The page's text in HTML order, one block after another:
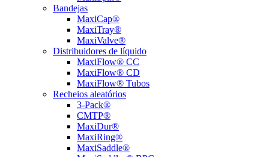
Bandejas
MaxiCap®
MaxiTray®
MaxiValve®
Distribuidores de líquido
MaxiFlow® CC
MaxiFlow® CD
MaxiFlow® Tubos
Recheios aleatórios
3-Pack®
CMTP®
MaxiDur®
MaxiRing®
MaxiSaddle®